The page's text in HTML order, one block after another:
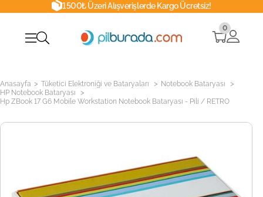
1500₺ Üzeri Alışverişlerde Kargo Ücretsiz!
0
Anasayfa > Tüketici Elektroniği ve Bataryaları > Notebook Bataryası >
HP Notebook Bataryası >
Hp ZBook 17 G6 Mobile Workstation Notebook Bataryası - Pili / RETRO